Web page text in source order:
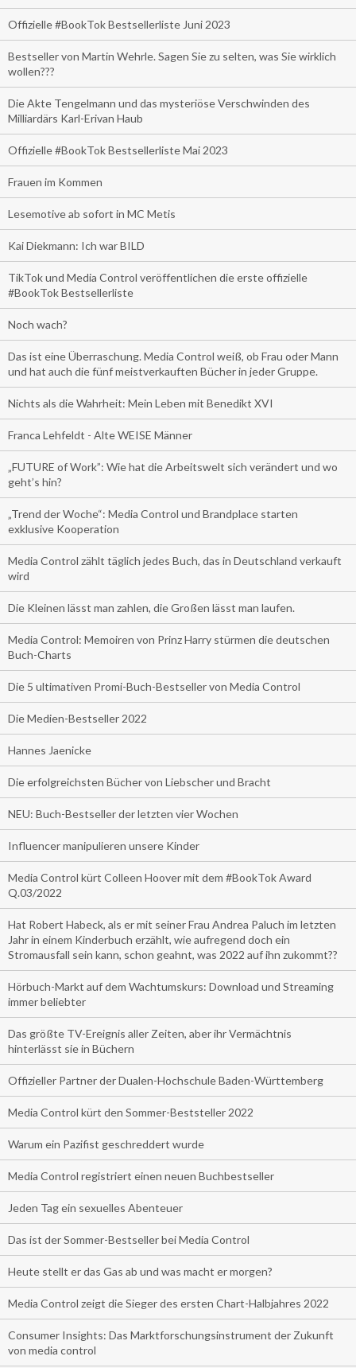
Offizielle #BookTok Bestsellerliste Juni 2023
Bestseller von Martin Wehrle. Sagen Sie zu selten, was Sie wirklich
wollen???
Die Akte Tengelmann und das mysteriöse Verschwinden des
Milliardärs Karl-Erivan Haub
Offizielle #BookTok Bestsellerliste Mai 2023
Frauen im Kommen
Lesemotive ab sofort in MC Metis
Kai Diekmann: Ich war BILD
TikTok und Media Control veröffentlichen die erste offizielle
#BookTok Bestsellerliste
Noch wach?
Das ist eine Überraschung. Media Control weiß, ob Frau oder Mann
und hat auch die fünf meistverkauften Bücher in jeder Gruppe.
Nichts als die Wahrheit: Mein Leben mit Benedikt XVI
Franca Lehfeldt - Alte WEISE Männer
„FUTURE of Work”: Wie hat die Arbeitswelt sich verändert und wo
geht’s hin?
„Trend der Woche“: Media Control und Brandplace starten
exklusive Kooperation
Media Control zählt täglich jedes Buch, das in Deutschland verkauft
wird
Die Kleinen lässt man zahlen, die Großen lässt man laufen.
Media Control: Memoiren von Prinz Harry stürmen die deutschen
Buch-Charts
Die 5 ultimativen Promi-Buch-Bestseller von Media Control
Die Medien-Bestseller 2022
Hannes Jaenicke
Die erfolgreichsten Bücher von Liebscher und Bracht
NEU: Buch-Bestseller der letzten vier Wochen
Influencer manipulieren unsere Kinder
Media Control kürt Colleen Hoover mit dem #BookTok Award
Q.03/2022
Hat Robert Habeck, als er mit seiner Frau Andrea Paluch im letzten
Jahr in einem Kinderbuch erzählt, wie aufregend doch ein
Stromausfall sein kann, schon geahnt, was 2022 auf ihn zukommt??
Hörbuch-Markt auf dem Wachtumskurs: Download und Streaming
immer beliebter
Das größte TV-Ereignis aller Zeiten, aber ihr Vermächtnis
hinterlässt sie in Büchern
Offizieller Partner der Dualen-Hochschule Baden-Württemberg
Media Control kürt den Sommer-Beststeller 2022
Warum ein Pazifist geschreddert wurde
Media Control registriert einen neuen Buchbestseller
Jeden Tag ein sexuelles Abenteuer
Das ist der Sommer-Bestseller bei Media Control
Heute stellt er das Gas ab und was macht er morgen?
Media Control zeigt die Sieger des ersten Chart-Halbjahres 2022
Consumer Insights: Das Marktforschungsinstrument der Zukunft
von media control